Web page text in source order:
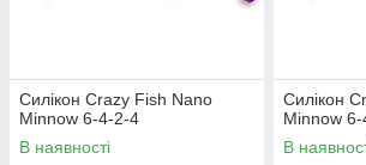
Силікон Crazy Fish Nano
Minnow 6-4-2-4
В наявності
Силікон
Minnow
В